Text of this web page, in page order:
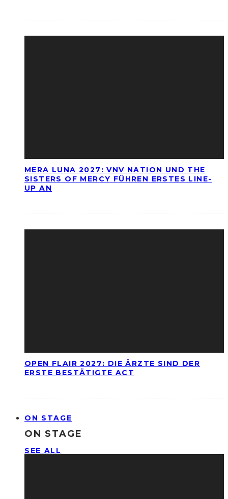
MERA LUNA 2027: VNV NATION UND THE
SISTERS OF MERCY FÜHREN ERSTES LINE-
UP AN
OPEN FLAIR 2027: DIE ÄRZTE SIND DER
ERSTE BESTÄTIGTE ACT
ON STAGE
ON STAGE
SEE ALL